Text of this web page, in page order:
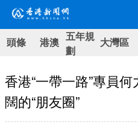
頭條 港澳 五年規
劃
大灣區
香港“一帶一路”專員
闊的“朋友圈”